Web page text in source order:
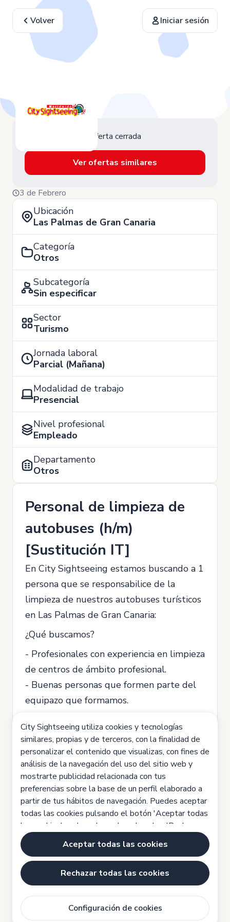
Volver Iniciar sesión
Oferta cerrada
Ver ofertas similares
3 de Febrero
Ubicación
Las Palmas de Gran Canaria
Categoría
Otros
Subcategoría
Sin especificar
Sector
Turismo
Jornada laboral
Parcial (Mañana)
Modalidad de trabajo
Presencial
Nivel profesional
Empleado
Departamento
Otros
Personal de limpieza de
autobuses (h/m)
[Sustitución IT]
En City Sightseeing estamos buscando a 1
persona que se responsabilice de la
limpieza de nuestros autobuses turísticos
en Las Palmas de Gran Canaria:
¿Qué buscamos?
- Profesionales con experiencia en limpieza
de centros de ámbito profesional.
- Buenas personas que formen parte del
equipazo que formamos.
- Contrato sustitución por IT a 20horas a
la semana, de 7.00h a 11.00h
- De Lunes a Viernes
- Formar parte de un gran equipo de
trabajo.
Si te interesa, envíanos tu CV.
En City Sightseeing estamos
comprometidos con la igualdad de
oportunidades.
City Sightseeing utiliza cookies y tecnologías
similares, propias y de terceros, con la finalidad de
personalizar el contenido que visualizas, con fines de
análisis de la navegación del uso del sitio web y
mostrarte publicidad relacionada con tus
preferencias sobre la base de un perfil elaborado a
partir de tus hábitos de navegación. Puedes aceptar
todas las cookies pulsando el botón 'Aceptar todas
las cookies', rechazarlas pulsando sobre 'Rechazar
todas las cookies' o configurarlas haciendo clic en
'Configuración de cookies'. Haz clic aquí para saber
más:Política de cookies
Aceptar todas las cookies
Rechazar todas las cookies
Configuración de cookies